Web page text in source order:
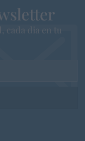
dia en tu